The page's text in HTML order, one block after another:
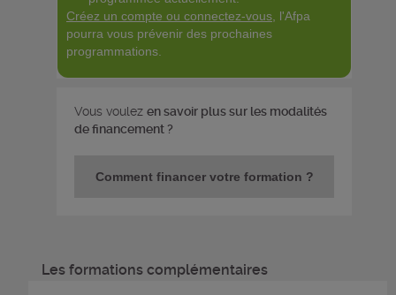
Créez un compte ou connectez-vous , l'Afpa
pourra vous prévenir des prochaines
programmations.
Vous voulez en savoir plus sur les modalités
de financement ?
Comment financer votre formation ?
Les formations complémentaires